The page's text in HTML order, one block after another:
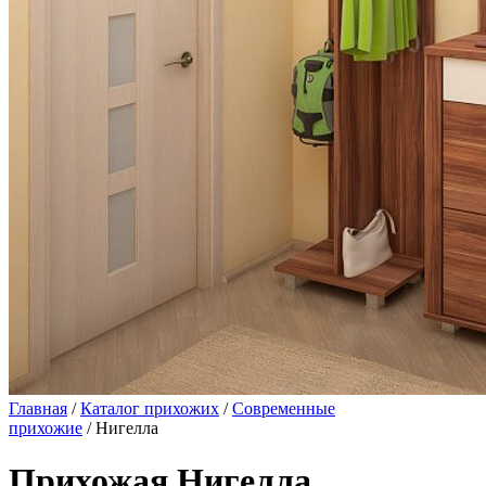
Главная /Каталог прихожих /Современные
прихожие / Нигелла